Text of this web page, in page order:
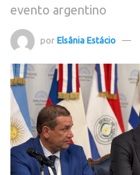
evento argentino
por Elsânia Estácio